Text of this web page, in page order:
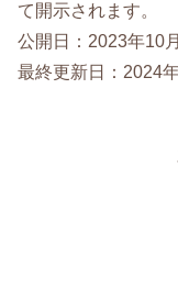
て開示されます。
公開日：2023年10
最終更新日：2024